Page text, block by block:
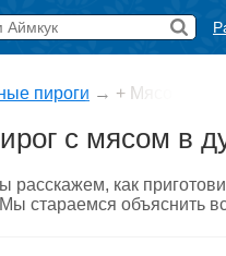
пироги → + Мясо
с мясом в
расскажем, как
стараемся объяснить